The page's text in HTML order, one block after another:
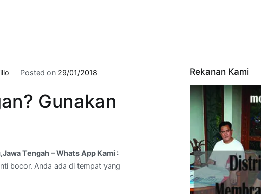
Posted on 29/01/2018
Gunakan
Tengah – Whats App Kami :
bocor. Anda ada di tempat yang
Rekanan Kami